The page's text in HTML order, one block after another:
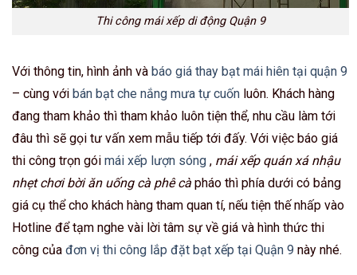
Thi công mái xếp di động Quận 9
Với thông tin, hình ảnh và báo giá thay bạt mái hiên tại quận 9
– cùng với bán bạt che nắng mưa tự cuốn luôn. Khách hàng
đang tham khảo thì tham khảo luôn tiện thể, nhu cầu làm tới
đâu thì sẽ gọi tư vấn xem mẫu tiếp tới đấy. Với việc báo giá
thi công trọn gói mái xếp lượn sóng , mái xếp quán xá nhậu
nhẹt chơi bời ăn uống cà phê cà pháo thì phía dưới có bảng
giá cụ thể cho khách hàng tham quan tí, nếu tiện thế nhấp vào
Hotline để tạm nghe vài lời tâm sự về giá và hình thức thi
công của đơn vị thi công lắp đặt bạt xếp tại Quận 9 này nhé.